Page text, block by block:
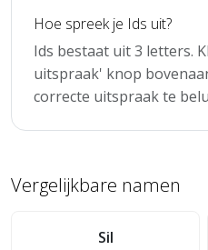
Hoe spreek je Ids uit?
Ids bestaat uit 3 letters.
uitspraak' knop
correcte uitspraak te
Vergelijkbare namen
Sil